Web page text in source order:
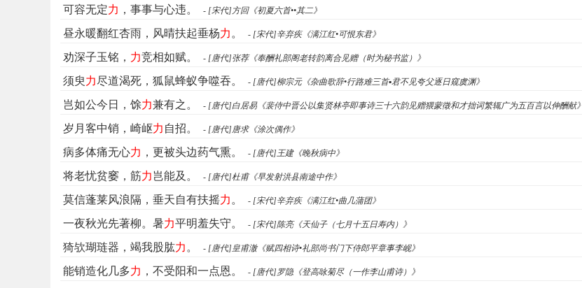
可容无定力 ，事事与心违。 - [宋代]方回《初夏六首••其二》
昼永暖翻红杏雨，风晴扶起垂杨力 。 - [宋代]辛弃疾《满江红•可恨东君》
劝深子玉铭， 力竞相如赋。 - [唐代]张荐《奉酬礼部阁老转韵离合见赠（时为秘书监）》
须臾力尽道渴死，狐鼠蜂蚁争噬吞。 - [唐代]柳宗元《杂曲歌辞•行路难三首▪君不见夸父逐日窥虞渊》
岂如公今日，馀力兼有之。 - [唐代]白居易《裴侍中晋公以集贤林亭即事诗三十六韵见赠猥蒙徵和才拙词繁辄广为五百言以伸酬献》
岁月客中销，崎岖力 自招。 - [唐代]唐求《涂次偶作》
病多体痛无心力 ，更被头边药气熏。 - [唐代]王建《晚秋病中》
将老忧贫窭，筋力 岂能及。 - [唐代]杜甫《早发射洪县南途中作》
莫信蓬莱风浪隔，垂天自有扶摇力 。 - [宋代]辛弃疾《满江红•曲几蒲团》
一夜秋光先著柳。暑力平明羞失守。 - [宋代]陈亮《天仙子（七月十五日寿内）》
猗欤瑚琏器，竭我股肱力 。 - [唐代]皇甫澈《赋四相诗•礼部尚书门下侍郎平章事李岘》
能销造化几多力 ，不受阳和一点恩。 - [唐代]罗隐《登高咏菊尽（一作李山甫诗）》